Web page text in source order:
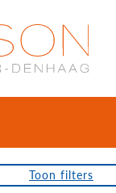
Toon filters